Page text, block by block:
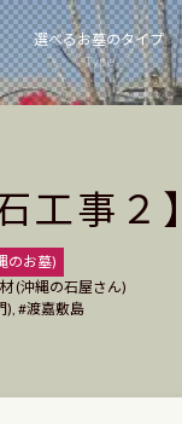
選べるお墓のタイプ
Type
工事２
のお墓)
(沖縄の石屋さん)
), 渡嘉敷島